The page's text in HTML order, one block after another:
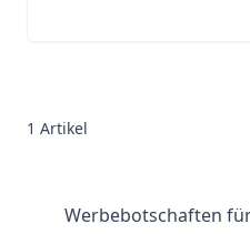
1 Artikel
Werbebotschaften